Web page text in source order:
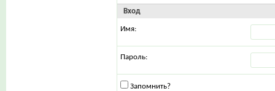
Вход
Имя:
Пароль:
Запомнить?